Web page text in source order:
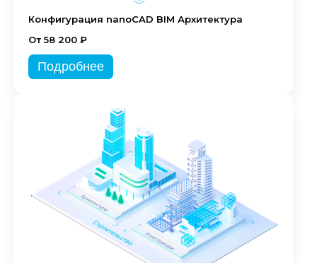
Конфигурация nanoCAD BIM Архитектура
От 58 200 ₽
Подробнее